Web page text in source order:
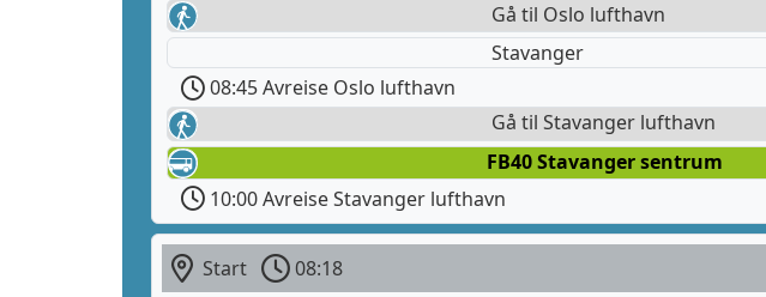
Gå til Oslo lufthavn
Stavanger
08:45 Avreise Oslo lufthavn
Gå til Stavanger lufthavn
FB40 Stavanger sentrum
10:00 Avreise Stavanger lufthavn
Start 08:18